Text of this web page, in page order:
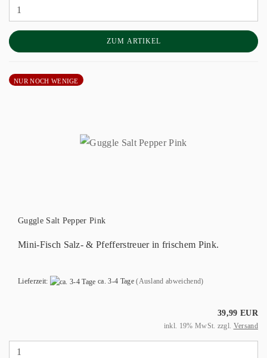
ZUM ARTIKEL
NUR NOCH WENIGE
Guggle Salt Pepper Pink
Mini-Fisch Salz- & Pfefferstreuer in frischem Pink.
Lieferzeit: ca. 3-4 Tage (Ausland abweichend)
39,99 EUR
inkl. 19% MwSt. zzgl. Versand